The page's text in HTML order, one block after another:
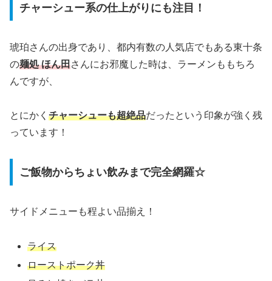
チャーシュー系の仕上がりにも注目！
琥珀さんの出身であり、都内有数の人気店でもある東十条
の麺処 ほん田さんにお邪魔した時は、ラーメンももちろ
んですが、
とにかく チャーシューも超絶品だったという印象が強く残
っています！
ご飯物からちょい飲みまで完全網羅☆
サイドメニューも程よい品揃え！
ライス
ローストポーク丼